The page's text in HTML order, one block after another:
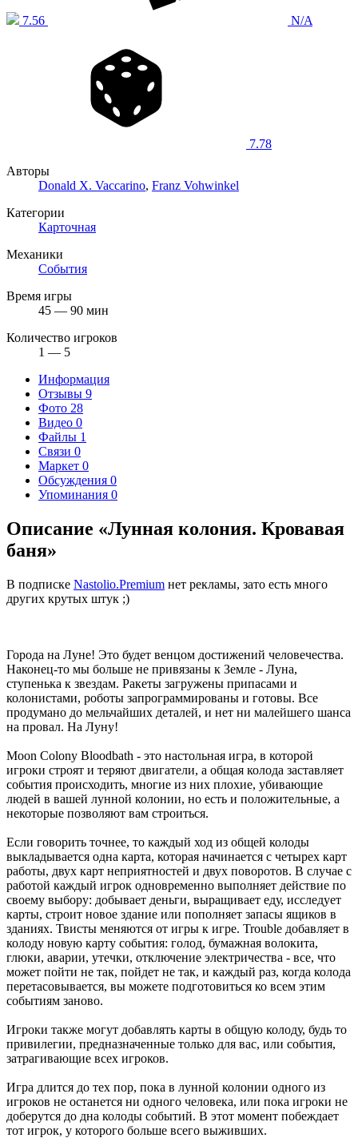
7.56 N/A
7.78
Авторы
Donald X. Vaccarino, Franz Vohwinkel
Категории
Карточная
Механики
События
Время игры
45 — 90 мин
Количество игроков
1 — 5
Информация
Отзывы 9
Фото 28
Видео 0
Файлы 1
Связи 0
Маркет 0
Обсуждения 0
Упоминания 0
Описание «Лунная колония. Кровавая
баня»
В подписке Nastolio.Premium нет рекламы, зато есть много
других крутых штук ;)
Города на Луне! Это будет венцом достижений человечества.
Наконец-то мы больше не привязаны к Земле - Луна,
ступенька к звездам. Ракеты загружены припасами и
колонистами, роботы запрограммированы и готовы. Все
продумано до мельчайших деталей, и нет ни малейшего шанса
на провал. На Луну!
Moon Colony Bloodbath - это настольная игра, в которой
игроки строят и теряют двигатели, а общая колода заставляет
события происходить, многие из них плохие, убивающие
людей в вашей лунной колонии, но есть и положительные, а
некоторые позволяют вам строиться.
Если говорить точнее, то каждый ход из общей колоды
выкладывается одна карта, которая начинается с четырех карт
работы, двух карт неприятностей и двух поворотов. В случае с
работой каждый игрок одновременно выполняет действие по
своему выбору: добывает деньги, выращивает еду, исследует
карты, строит новое здание или пополняет запасы ящиков в
зданиях. Твисты меняются от игры к игре. Trouble добавляет в
колоду новую карту события: голод, бумажная волокита,
глюки, аварии, утечки, отключение электричества - все, что
может пойти не так, пойдет не так, и каждый раз, когда колода
перетасовывается, вы можете подготовиться ко всем этим
событиям заново.
Игроки также могут добавлять карты в общую колоду, будь то
привилегии, предназначенные только для вас, или события,
затрагивающие всех игроков.
Игра длится до тех пор, пока в лунной колонии одного из
игроков не останется ни одного человека, или пока игроки не
доберутся до дна колоды событий. В этот момент побеждает
тот игрок, у которого больше всего выживших.